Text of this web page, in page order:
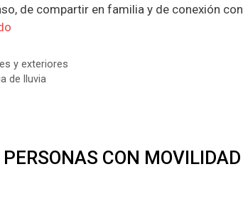
de compartir en familia y de conexión con
y exteriores
de lluvia
CON MOVILIDAD